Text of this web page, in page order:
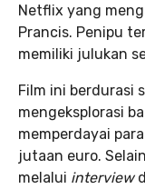
Netflix yang
Prancis. Penipu
memiliki julukan
Film ini berdurasi
mengeksplorasi
memperdayai
jutaan euro.
melalui interview